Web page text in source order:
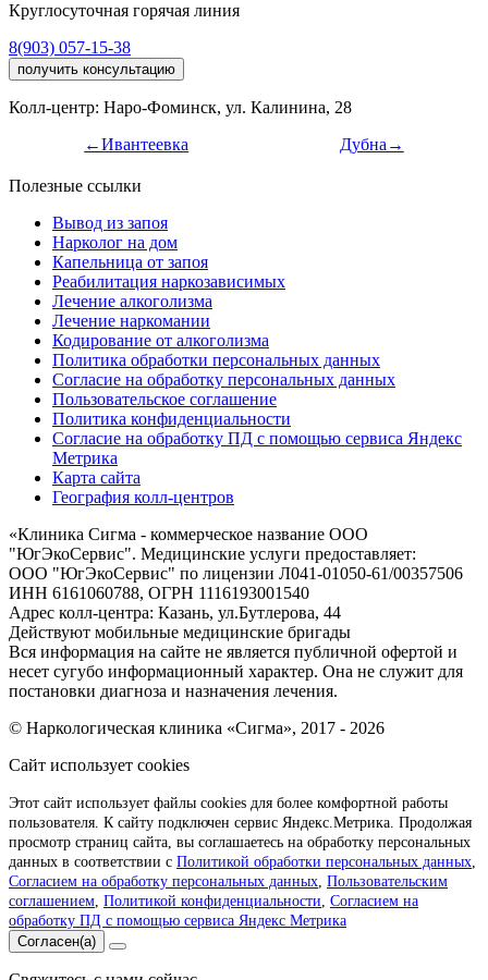
Круглосуточная горячая линия
8(903) 057-15-38
получить консультацию
Колл-центр: Наро-Фоминск, ул. Калинина, 28
←Ивантеевка
Дубна→
Полезные ссылки
Вывод из запоя
Нарколог на дом
Капельница от запоя
Реабилитация наркозависимых
Лечение алкоголизма
Лечение наркомании
Кодирование от алкоголизма
Политика обработки персональных данных
Согласие на обработку персональных данных
Пользовательское соглашение
Политика конфиденциальности
Согласие на обработку ПД с помощью сервиса Яндекс
Метрика
Карта сайта
География колл-центров
«Клиника Сигма - коммерческое название ООО
"ЮгЭкоСервис". Медицинские услуги предоставляет:
ООО "ЮгЭкоСервис" по лицензии Л041-01050-61/00357506
ИНН 6161060788, ОГРН 1116193001540
Адрес колл-центра: Казань, ул.Бутлерова, 44
Действуют мобильные медицинские бригады
Вся информация на сайте не является публичной офертой и
несет сугубо информационный характер. Она не служит для
постановки диагноза и назначения лечения.
© Наркологическая клиника «Сигма», 2017 - 2026
Сайт использует cookies
Этот сайт использует файлы cookies для более комфортной работы
пользователя. К сайту подключен сервис Яндекс.Метрика. Продолжая
просмотр страниц сайта, вы соглашаетесь на обработку персональных
данных в соответствии с Политикой обработки персональных данных,
Согласием на обработку персональных данных, Пользовательским
соглашением, Политикой конфиденциальности, Согласием на
обработку ПД с помощью сервиса Яндекс Метрика
Согласен(а)